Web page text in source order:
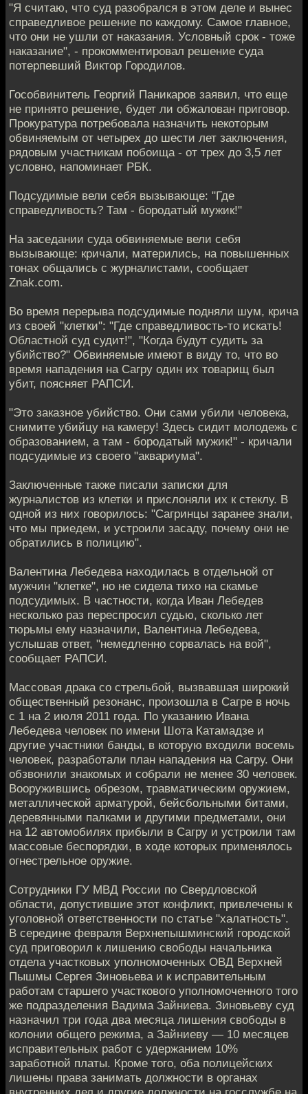
"Я считаю, что суд разобрался в этом деле и вынес
справедливое решение по каждому. Самое главное,
что они не ушли от наказания. Условный срок - тоже
наказание", - прокомментировал решение суда
потерпевший Виктор Городилов.
Гособвинитель Георгий Паникаров заявил, что еще
не принято решение, будет ли обжалован приговор.
Прокуратура потребовала назначить некоторым
обвиняемым от четырех до шести лет заключения,
рядовым участникам побоища - от трех до 3,5 лет
условно, напоминает РБК.
Подсудимые вели себя вызывающе: "Где
справедливость? Там - бородатый мужик!"
На заседании суда обвиняемые вели себя
вызывающе: кричали, матерились, на повышенных
тонах общались с журналистами, сообщает
Znak.com.
Во время перерыва подсудимые подняли шум, крича
из своей "клетки": "Где справедливость-то искать!
Областной суд судит!", "Когда будут судить за
убийство?" Обвиняемые имеют в виду то, что во
время нападения на Сагру один их товарищ был
убит, поясняет РАПСИ.
"Это заказное убийство. Они сами убили человека,
снимите убийцу на камеру! Здесь сидит молодежь с
образованием, а там - бородатый мужик!" - кричали
подсудимые из своего "аквариума".
Заключенные также писали записки для
журналистов из клетки и прислоняли их к стеклу. В
одной из них говорилось: "Сагринцы заранее знали,
что мы приедем, и устроили засаду, почему они не
обратились в полицию".
Валентина Лебедева находилась в отдельной от
мужчин "клетке", но не сидела тихо на скамье
подсудимых. В частности, когда Иван Лебедев
несколько раз переспросил судью, сколько лет
тюрьмы ему назначили, Валентина Лебедева,
услышав ответ, "немедленно сорвалась на вой",
сообщает РАПСИ.
Массовая драка со стрельбой, вызвавшая широкий
общественный резонанс, произошла в Сагре в ночь
с 1 на 2 июля 2011 года. По указанию Ивана
Лебедева человек по имени Шота Катамадзе и
другие участники банды, в которую входили восемь
человек, разработали план нападения на Сагру. Они
обзвонили знакомых и собрали не менее 30 человек.
Вооружившись обрезом, травматическим оружием,
металлической арматурой, бейсбольными битами,
деревянными палками и другими предметами, они
на 12 автомобилях прибыли в Сагру и устроили там
массовые беспорядки, в ходе которых применялось
огнестрельное оружие.
Сотрудники ГУ МВД России по Свердловской
области, допустившие этот конфликт, привлечены к
уголовной ответственности по статье "халатность".
В середине февраля Верхнепышминский городской
суд приговорил к лишению свободы начальника
отдела участковых уполномоченных ОВД Верхней
Пышмы Сергея Зиновьева и к исправительным
работам старшего участкового уполномоченного того
же подразделения Вадима Зайниева. Зиновьеву суд
назначил три года два месяца лишения свободы в
колонии общего режима, а Зайниеву — 10 месяцев
исправительных работ с удержанием 10%
заработной платы. Кроме того, оба полицейских
лишены права занимать должности в органах